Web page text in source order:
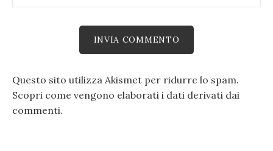
Questo sito utilizza Akismet per ridurre lo spam.
Scopri come vengono elaborati i dati derivati dai
commenti.